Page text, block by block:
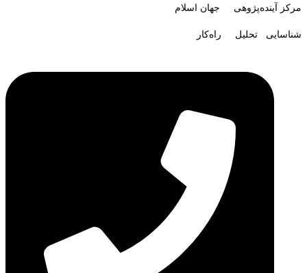
مرکز آینده‌پژوهی جهان اسلام
شناسایی تحلیل راه‌کار